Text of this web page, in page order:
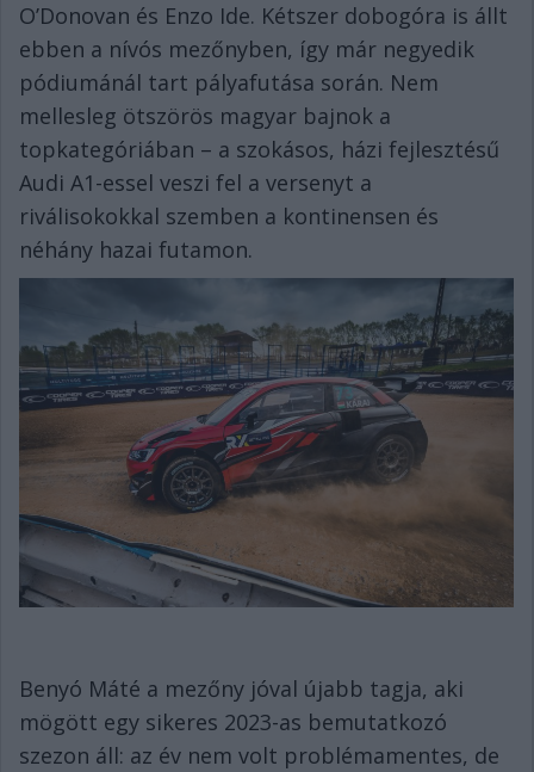
O’Donovan és Enzo Ide. Kétszer dobogóra is állt
ebben a nívós mezőnyben, így már negyedik
pódiumánál tart pályafutása során. Nem
mellesleg ötszörös magyar bajnok a
topkategóriában – a szokásos, házi fejlesztésű
Audi A1-essel veszi fel a versenyt a
riválisokokkal szemben a kontinensen és
néhány hazai futamon.
Benyó Máté a mezőny jóval újabb tagja, aki
mögött egy sikeres 2023-as bemutatkozó
szezon áll: az év nem volt problémamentes, de